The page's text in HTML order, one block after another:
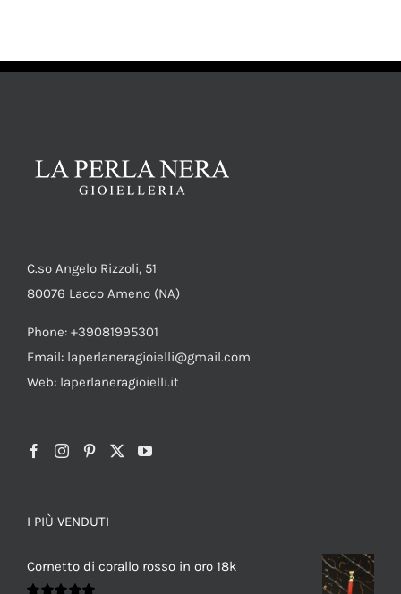
C.so Angelo Rizzoli, 51
80076 Lacco Ameno (NA)
Phone: +39081995301
Email: laperlaneragioielli@gmail.com
Web: laperlaneragioielli.it
I PIÙ VENDUTI
Cornetto di corallo rosso in oro 18k